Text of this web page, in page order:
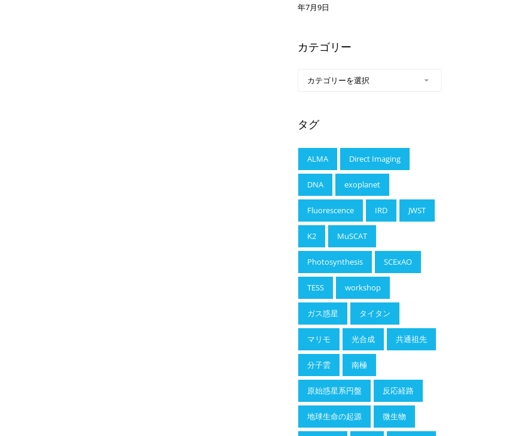
年7月9日
カテゴリー
タグ
ALMA Direct Imaging
DNA exoplanet
Fluorescence IRD JWST
K2 MuSCAT
Photosynthesis SCExAO
TESS workshop
ガス惑星 タイタン
マリモ 光合成 共通祖先
分子雲 南極
原始惑星系円盤 反応経路
地球生命の起源 微生物